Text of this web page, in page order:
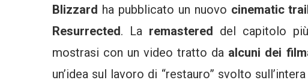
Blizzard ha pubblicato un nuovo cinematic
Resurrected. La remastered del capitolo
mostrasi con un video tratto da alcuni dei
un’idea sul lavoro di “restauro” svolto